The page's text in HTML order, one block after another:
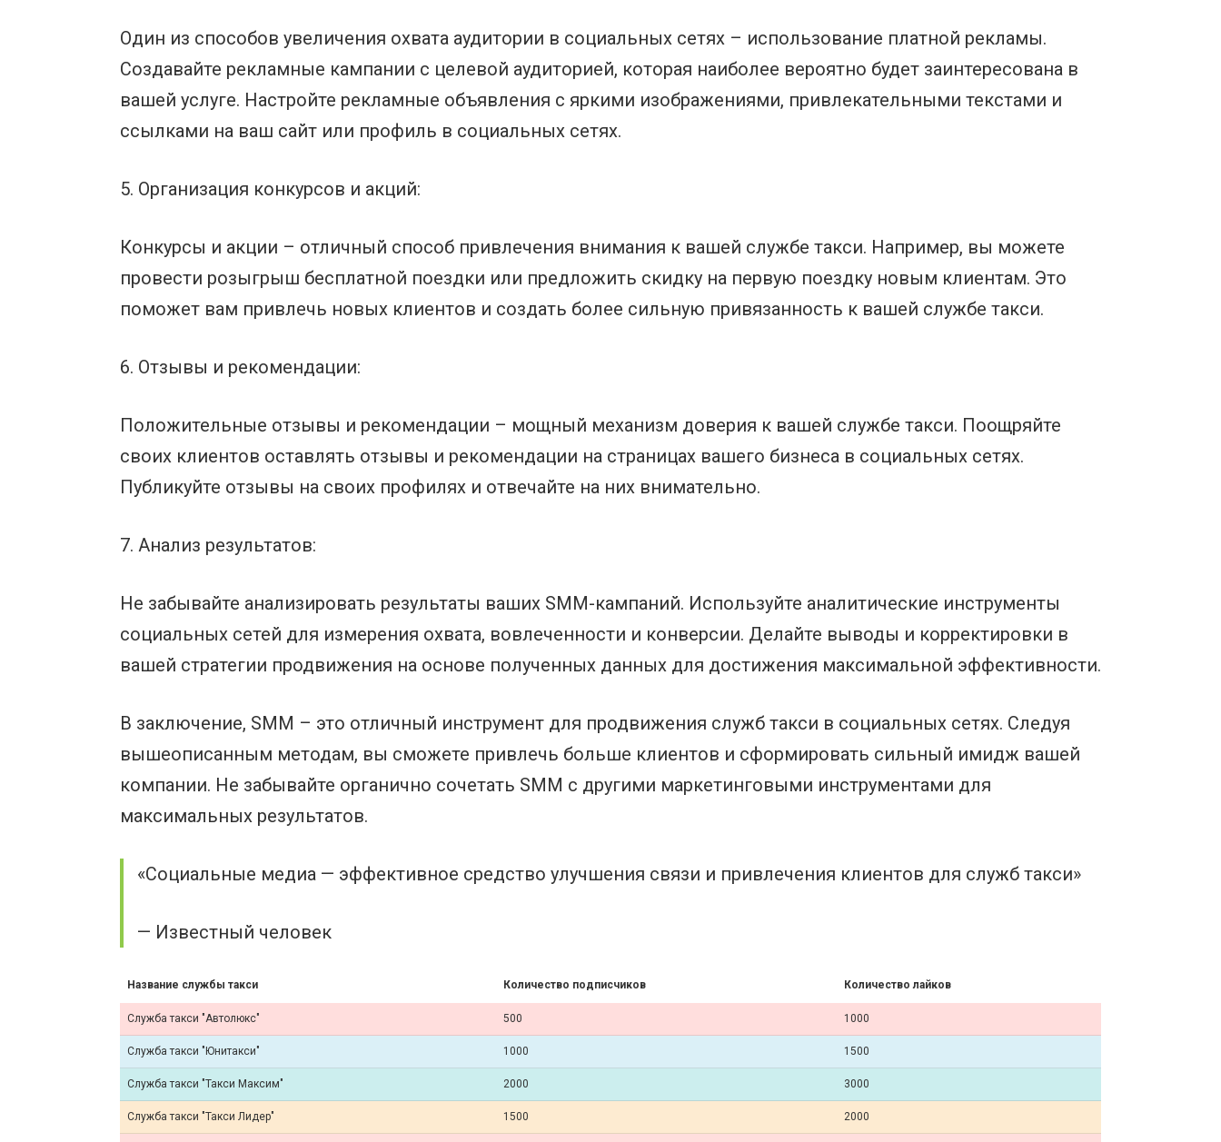
Один из способов увеличения охвата аудитории в социальных сетях – использование платной рекламы.
Создавайте рекламные кампании с целевой аудиторией, которая наиболее вероятно будет заинтересована в
вашей услуге. Настройте рекламные объявления с яркими изображениями, привлекательными текстами и
ссылками на ваш сайт или профиль в социальных сетях.
5. Организация конкурсов и акций:
Конкурсы и акции – отличный способ привлечения внимания к вашей службе такси. Например, вы можете
провести розыгрыш бесплатной поездки или предложить скидку на первую поездку новым клиентам. Это
поможет вам привлечь новых клиентов и создать более сильную привязанность к вашей службе такси.
6. Отзывы и рекомендации:
Положительные отзывы и рекомендации – мощный механизм доверия к вашей службе такси. Поощряйте
своих клиентов оставлять отзывы и рекомендации на страницах вашего бизнеса в социальных сетях.
Публикуйте отзывы на своих профилях и отвечайте на них внимательно.
7. Анализ результатов:
Не забывайте анализировать результаты ваших SMM-кампаний. Используйте аналитические инструменты
социальных сетей для измерения охвата, вовлеченности и конверсии. Делайте выводы и корректировки в
вашей стратегии продвижения на основе полученных данных для достижения максимальной эффективности.
В заключение, SMM – это отличный инструмент для продвижения служб такси в социальных сетях. Следуя
вышеописанным методам, вы сможете привлечь больше клиентов и сформировать сильный имидж вашей
компании. Не забывайте органично сочетать SMM с другими маркетинговыми инструментами для
максимальных результатов.
«Социальные медиа — эффективное средство улучшения связи и привлечения клиентов для служб такси»
— Известный человек
Название службы такси Количество подписчиков Количество лайков
Служба такси "Автолюкс" 500 1000
Служба такси "Юнитакси" 1000 1500
Служба такси "Такси Максим" 2000 3000
Служба такси "Такси Лидер" 1500 2000